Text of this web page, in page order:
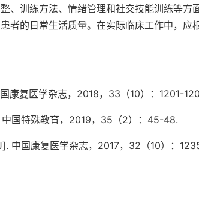
、训练方法、情绪管理和社交技能训练等方
者的日常生活质量。在实际临床工作中，应
康复医学杂志，2018，33（10）：1201-
国特殊教育，2019，35（2）：45-48.
中国康复医学杂志，2017，32（10）：